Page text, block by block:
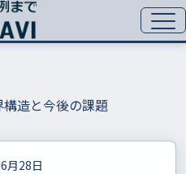
造と今後の課題
月28日